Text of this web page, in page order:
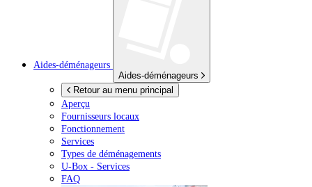
Aides-déménageurs
Aides-déménageurs
Retour au menu principal
Aperçu
Fournisseurs locaux
Fonctionnement
Services
Types de déménagements
U-Box - Services
FAQ